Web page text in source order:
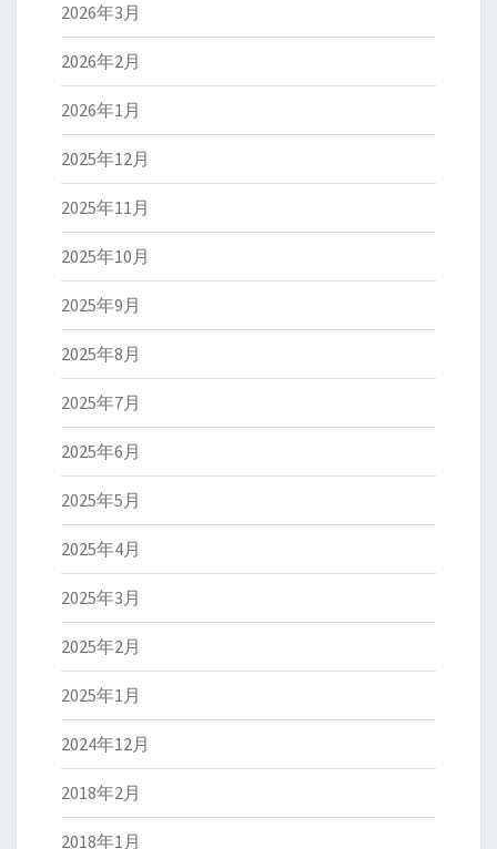
2026年3月
2026年2月
2026年1月
2025年12月
2025年11月
2025年10月
2025年9月
2025年8月
2025年7月
2025年6月
2025年5月
2025年4月
2025年3月
2025年2月
2025年1月
2024年12月
2018年2月
2018年1月